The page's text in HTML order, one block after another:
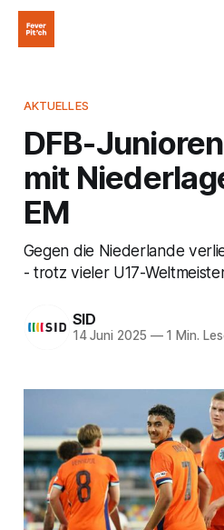
AKTUELLES
DFB-
mit
EM
Gegen die Niederlande
- trotz vieler U17-
SID
14 Juni 2025 —1 Min.